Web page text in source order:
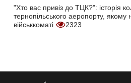
"Хто вас привіз до ТЦК?": історія
тернопільського аеропорту, якому
військкоматі
2323